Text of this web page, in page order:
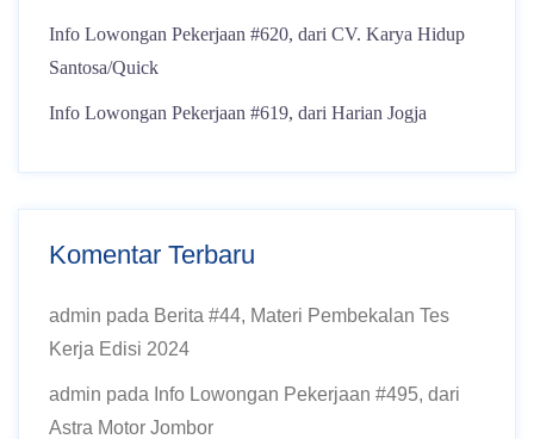
Info Lowongan Pekerjaan #620, dari CV. Karya Hidup
Santosa/Quick
Info Lowongan Pekerjaan #619, dari Harian Jogja
Komentar Terbaru
admin pada Berita #44, Materi Pembekalan Tes
Kerja Edisi 2024
admin pada Info Lowongan Pekerjaan #495, dari
Astra Motor Jombor